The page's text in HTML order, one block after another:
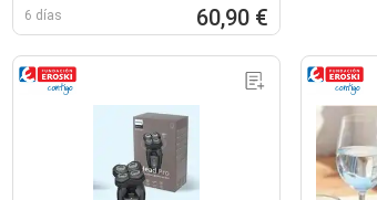
6 días 60,90 €